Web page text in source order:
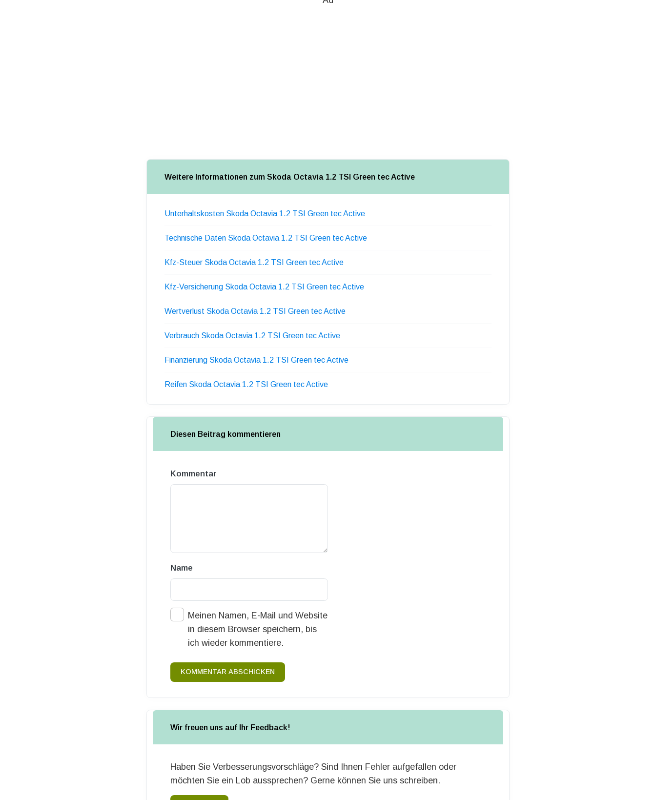
Weitere Informationen zum Skoda Octavia 1.2 TSI Green tec Active
Unterhaltskosten Skoda Octavia 1.2 TSI Green tec Active
Technische Daten Skoda Octavia 1.2 TSI Green tec Active
Kfz-Steuer Skoda Octavia 1.2 TSI Green tec Active
Kfz-Versicherung Skoda Octavia 1.2 TSI Green tec Active
Wertverlust Skoda Octavia 1.2 TSI Green tec Active
Verbrauch Skoda Octavia 1.2 TSI Green tec Active
Finanzierung Skoda Octavia 1.2 TSI Green tec Active
Reifen Skoda Octavia 1.2 TSI Green tec Active
Diesen Beitrag kommentieren
Kommentar
Name
Meinen Namen, E-Mail und Website
in diesem Browser speichern, bis
ich wieder kommentiere.
KOMMENTAR ABSCHICKEN
Wir freuen uns auf Ihr Feedback!
Haben Sie Verbesserungsvorschläge? Sind Ihnen Fehler aufgefallen oder
möchten Sie ein Lob aussprechen? Gerne können Sie uns schreiben.